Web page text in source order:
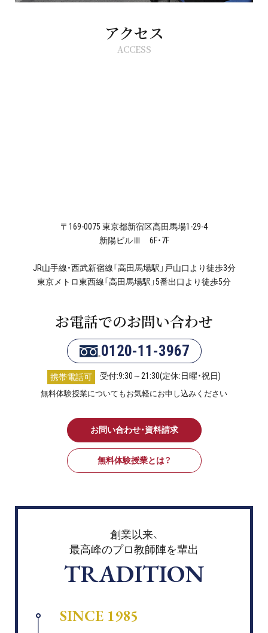
アクセス
ACCESS
〒169-0075 東京都新宿区高田馬場1-29-4
新陽ビルⅢ 6F・7F
JR山手線・西武新宿線「高田馬場駅」戸山口より徒歩3分
東京メトロ東西線「高田馬場駅」5番出口より徒歩5分
お電話でのお問い合わせ
0120-11-3967
携帯電話可 受付:9:30～21:30(定休:日曜・祝日)
無料体験授業についてもお気軽にお申し込みください
お問い合わせ・資料請求
無料体験授業とは？
創業以来、
最高峰のプロ教師陣を輩出
TRADITION
SINCE 1985